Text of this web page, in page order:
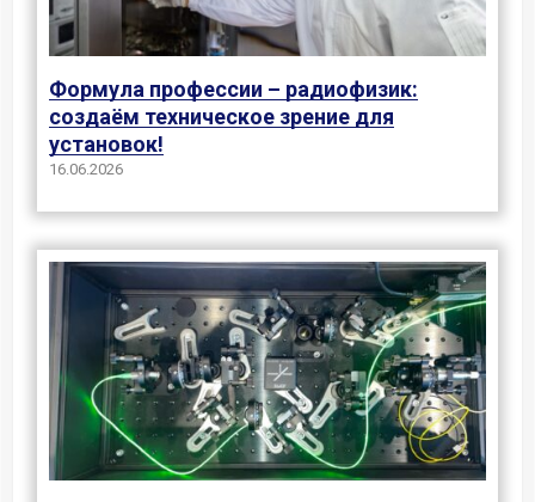
Формула профессии – радиофизик:
создаём техническое зрение для
установок!
16.06.2026